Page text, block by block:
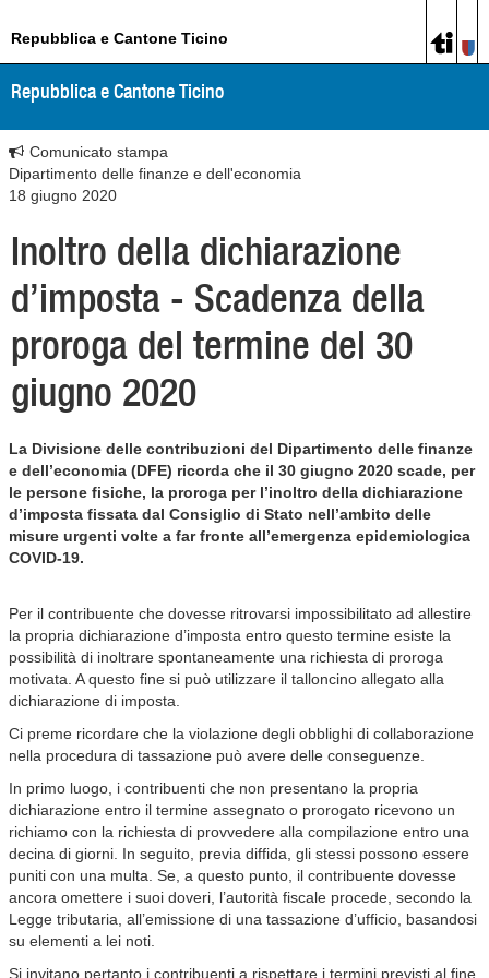
Repubblica e Cantone Ticino
Repubblica e Cantone Ticino
Comunicato stampa
Dipartimento delle finanze e dell'economia
18 giugno 2020
Inoltro della dichiarazione
d’imposta - Scadenza della
proroga del termine del 30
giugno 2020
La Divisione delle contribuzioni del Dipartimento delle finanze
e dell’economia (DFE) ricorda che il 30 giugno 2020 scade, per
le persone fisiche, la proroga per l’inoltro della dichiarazione
d’imposta fissata dal Consiglio di Stato nell’ambito delle
misure urgenti volte a far fronte all’emergenza epidemiologica
COVID-19.
Per il contribuente che dovesse ritrovarsi impossibilitato ad allestire
la propria dichiarazione d’imposta entro questo termine esiste la
possibilità di inoltrare spontaneamente una richiesta di proroga
motivata. A questo fine si può utilizzare il talloncino allegato alla
dichiarazione di imposta.
Ci preme ricordare che la violazione degli obblighi di collaborazione
nella procedura di tassazione può avere delle conseguenze.
In primo luogo, i contribuenti che non presentano la propria
dichiarazione entro il termine assegnato o prorogato ricevono un
richiamo con la richiesta di provvedere alla compilazione entro una
decina di giorni. In seguito, previa diffida, gli stessi possono essere
puniti con una multa. Se, a questo punto, il contribuente dovesse
ancora omettere i suoi doveri, l’autorità fiscale procede, secondo la
Legge tributaria, all’emissione di una tassazione d’ufficio, basandosi
su elementi a lei noti.
Si invitano pertanto i contribuenti a rispettare i termini previsti al fine